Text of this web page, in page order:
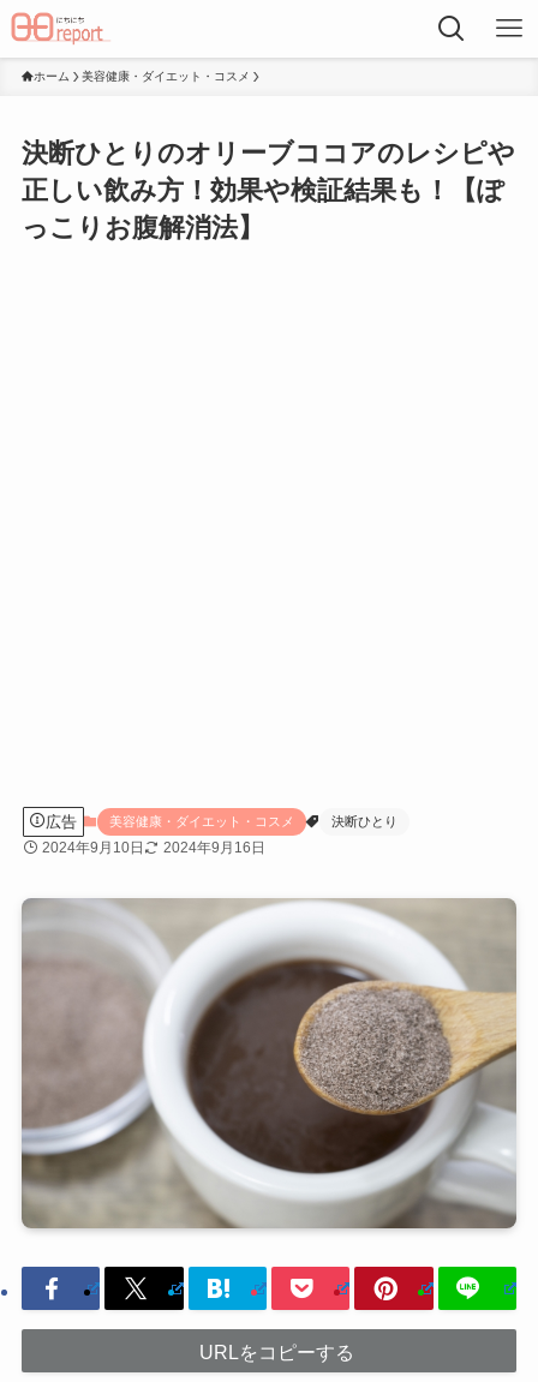
ホーム 美容健康・ダイエット・コスメ
決断ひとりのオリーブココアのレシピや
正しい飲み方！効果や検証結果も！【ぽ
っこりお腹解消法】
広告 美容健康・ダイエット・コスメ 決断ひとり
2024年9月10日 2024年9月16日
URLをコピーする